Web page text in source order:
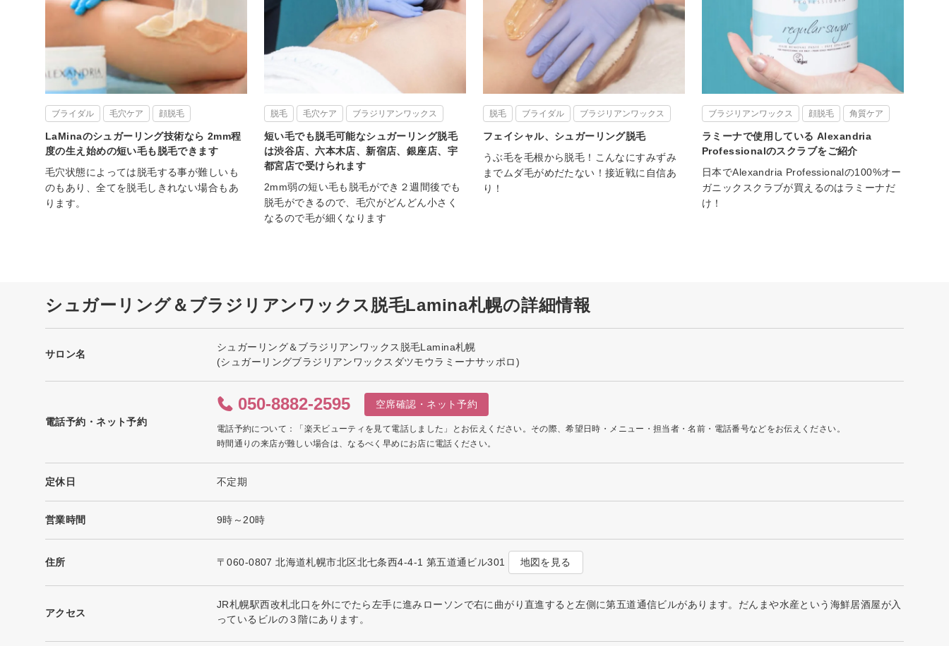
ブライダル 毛穴ケア 顔脱毛
LaMinaのシュガーリング技術なら 2mm程
度の生え始めの短い毛も脱毛できます
毛穴状態によっては脱毛する事が難しいも
のもあり、全てを脱毛しきれない場合もあ
ります。
脱毛 毛穴ケア ブラジリアンワックス
短い毛でも脱毛可能なシュガーリング脱毛
は渋谷店、六本木店、新宿店、銀座店、宇
都宮店で受けられます
2mm弱の短い毛も脱毛ができ２週間後でも
脱毛ができるので、毛穴がどんどん小さく
なるので毛が細くなります
脱毛 ブライダル ブラジリアンワックス
フェイシャル、シュガーリング脱毛
うぶ毛を毛根から脱毛！こんなにすみずみ
までムダ毛がめだたない！接近戦に自信あ
り！
ブラジリアンワックス 顔脱毛 角質ケア
ラミーナで使用している Alexandria
Professionalのスクラブをご紹介
日本でAlexandria Professionalの100%オー
ガニックスクラブが買えるのはラミーナだ
け！
シュガーリング＆ブラジリアンワックス脱毛Lamina札幌の詳細情報
サロン名
シュガーリング＆ブラジリアンワックス脱毛Lamina札幌
(シュガーリングブラジリアンワックスダツモウラミーナサッポロ)
電話予約・ネット予約
050-8882-2595 空席確認・ネット予約
電話予約について：「楽天ビューティを見て電話しました」とお伝えください。その際、希望日時・メニュー・担当者・名前・電話番号などをお伝えください。
時間通りの来店が難しい場合は、なるべく早めにお店に電話ください。
定休日 不定期
営業時間 9時～20時
住所 〒060-0807 北海道札幌市北区北七条西4-4-1 第五道通ビル301 地図を見る
アクセス
JR札幌駅西改札北口を外にでたら左手に進みローソンで右に曲がり直進すると左側に第五道通信ビルがあります。だんまや水産という海鮮居酒屋が入
っているビルの３階にあります。